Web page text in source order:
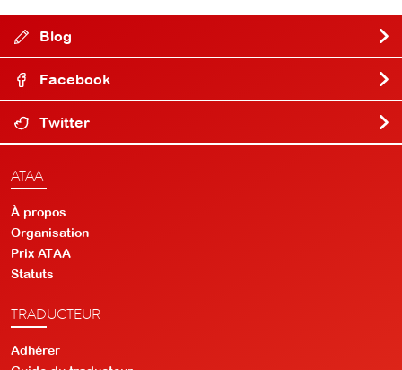
Blog
Facebook
Twitter
ATAA
À propos
Organisation
Prix ATAA
Statuts
TRADUCTEUR
Adhérer